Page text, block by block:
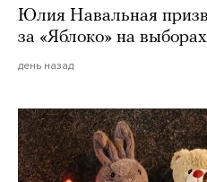
Юлия Навальная
за «Яблоко» на
день назад